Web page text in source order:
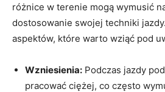
różnice w terenie mogą wymusić
dostosowanie swojej techniki
aspektów, które warto wziąć pod
Wzniesienia: Podczas jazdy
pracować ciężej, co często